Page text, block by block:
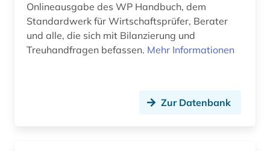
agricola (1)
agrikulturchemie (2)
Onlineausgabe des WP Handbuch, dem
Standardwerk für Wirtschaftsprüfer, Berater
und alle, die sich mit Bilanzierung und
Treuhandfragen befassen. Mehr Informationen
Zur Datenbank